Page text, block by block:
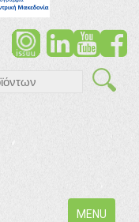
Toggle
MENU